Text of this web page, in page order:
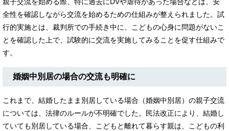
全性を確認しながら交流を始めるための仕組みが整えられました。試
行的実施とは、裁判所での手続き中に、こどもの心身に問題がないこ
とを確認した上で、試験的に交流を実施してみることを促す仕組みで
す。
婚姻中別居の場合の交流も明確に
これまで、結婚したまま別居している場合（婚姻中別居）の親子交流
については、法律のルールが不明確でした。民法改正により、結婚し
ていても別居している場合、こどもと離れて暮らす親は、こどもの利